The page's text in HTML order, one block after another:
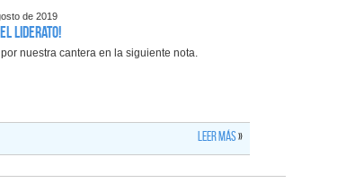
de 2019
el liderato!
nuestra cantera en la siguiente nota.
Leer más»